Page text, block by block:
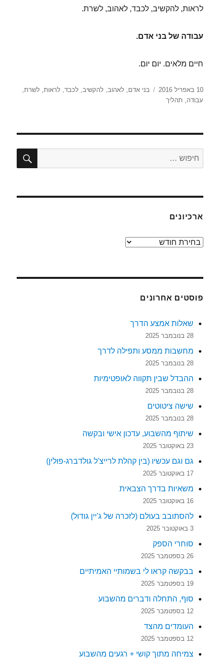
לראות, להקשיב, לכבד, לאהוב, לשרת.
עבודה של בני אדם.
חיים מלאים. יום יום.
פורסם
בתאריך
10 באפריל 2016 תגיות
בני אדם,לאהוב,להקשיב,לכבד,לראות,לשרת,
עבודה, תהליך
חפש:
ארכיונים
ארכיונים
פוסטים אחרונים
שאלות אמצע הדרך
28 בנובמבר 2025
מחשבות ממסע ותפילה לדרך
28 בנובמבר 2025
ההבדל שבין תקווה לאופטימיות
28 בנובמבר 2025
שישה ציטוטים
28 בנובמבר 2025
שיתוף מהשבוע, עדכון אישי ובקשה
23 באוקטובר 2025
גם וגם עכשיו (בין קהלת לרייצ'ל גולדברג-פולין)
17 באוקטובר 2025
משאיות בדרך הצבאית
16 באוקטובר 2025
להסתובב בעולם (לזכרה של ג'יין גודול)
3 באוקטובר 2025
סוחרי הספק
26 בספטמבר 2025
בבקשה קראו לי בשמותיי האמיתיים
19 בספטמבר 2025
סוף, התחלה ודברים מהשבוע
12 בספטמבר 2025
העומדים מהצד
12 בספטמבר 2025
צמיחה מתוך קושי + רגעים מהשבוע